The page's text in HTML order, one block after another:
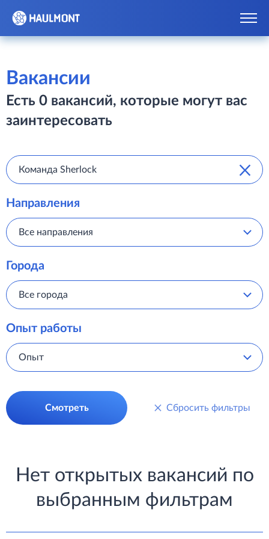
Вакансии
Есть 0 вакансий, которые могут вас
заинтересовать
Направления
Все направления
Города
Все города
Опыт работы
Опыт
Смотреть Сбросить фильтры
Нет открытых вакансий по
выбранным фильтрам